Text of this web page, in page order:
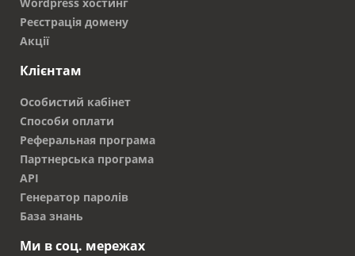
Реєстрація домену
Акції
Клієнтам
Особистий кабінет
Способи оплати
Реферальная програма
Партнерська програма
API
Генератор паролів
База знань
Ми в соц. мережах